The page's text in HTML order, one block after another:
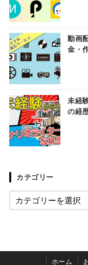
動画
金・
未経
の経
カテゴリー
ホーム